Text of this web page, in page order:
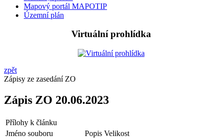
Mapový portál MAPOTIP
Územní plán
Virtuální prohlídka
zpět
Zápisy ze zasedání ZO
Zápis ZO 20.06.2023
Přílohy k článku
Jméno souboru
Popis Velikost